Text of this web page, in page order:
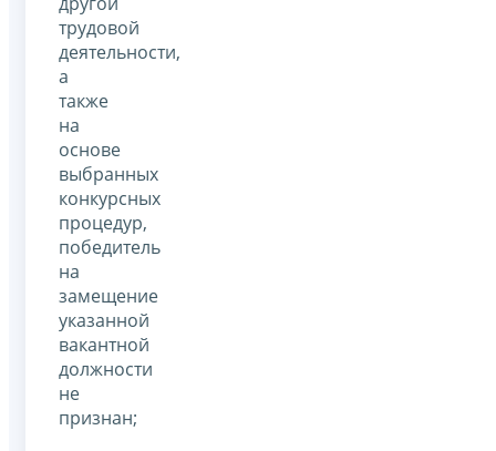
трудовой
деятельности,
а
также
на
основе
выбранных
конкурсных
процедур,
победитель
на
замещение
указанной
вакантной
должности
не
признан;